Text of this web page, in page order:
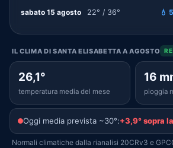
sabato 15 agosto 22° / 36° 💧
IL CLIMA DI SANTA ELISABETTA A AGOSTO
26,1°
temperatura media del mese
16
pioggia
Oggi media prevista ~30°:+3,9° sopra
Normali climatiche dalla rianalisi 20CRv3 e